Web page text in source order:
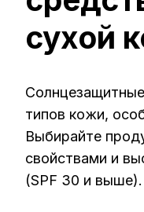
сухой
типов кожи,
Выбирайте
свойствами и
(SPF 30 и выше).